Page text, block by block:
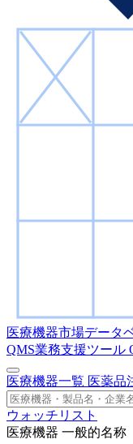
医療機器市場データ
QMS業務支援ツール
医療機器一覧 医薬品
ウォッチリスト
医療機器 一般的名称